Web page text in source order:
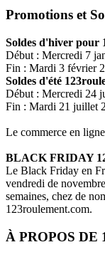
Promotions et
Soldes d'hiver pour
Début : Mercredi 7
Fin : Mardi 3 février
Soldes d'été
Début : Mercredi 24
Fin : Mardi 21 juillet
Le commerce en ligne
BLACK FRIDAY
Le Black Friday en
vendredi de
semaines, chez de
123roulement.com.
À PROPOS DE